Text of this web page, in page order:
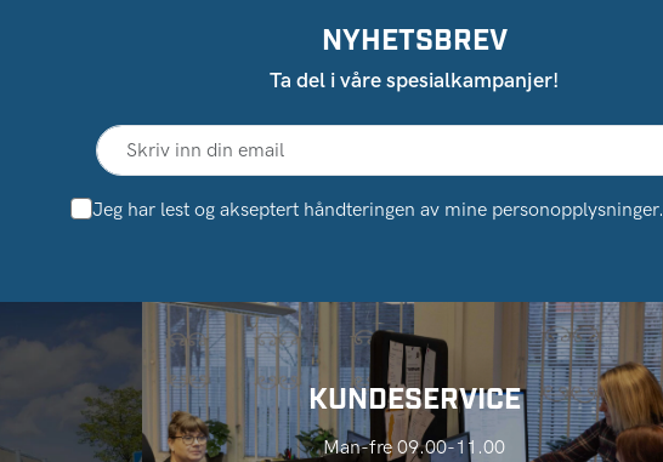
NYHETSBREV
Ta del i våre spesialkampanjer!
Jeg har lest og akseptert håndteringen av mine personopplysninger.
KUNDESERVICE
Man-fre 09.00-11.00